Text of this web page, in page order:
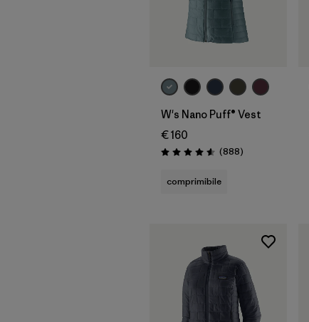
W's Nano Puff® Vest
€ 160
Valutazione: 4.6 / 5
(888Recensioni
)
comprimibile